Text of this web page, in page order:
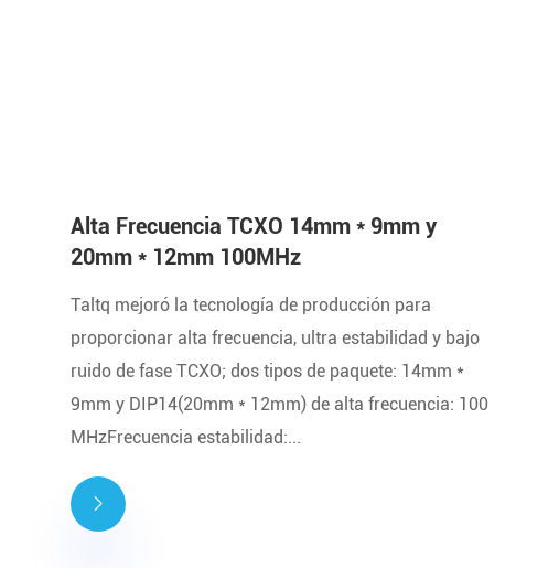
Alta Frecuencia TCXO 14mm * 9mm y
20mm * 12mm 100MHz
Taltq mejoró la tecnología de producción para
proporcionar alta frecuencia, ultra estabilidad y bajo
ruido de fase TCXO; dos tipos de paquete: 14mm *
9mm y DIP14(20mm * 12mm) de alta frecuencia: 100
MHzFrecuencia estabilidad:...
